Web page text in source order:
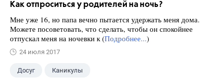
Как отпроситься у родителей на ночь?
Мне уже 16, но папа вечно пытается удержать меня дома.
Можете посоветовать, что сделать, чтобы он спокойнее
отпускал меня на ночевки к (Подробнее...)
24 июля 2017
Досуг Каникулы